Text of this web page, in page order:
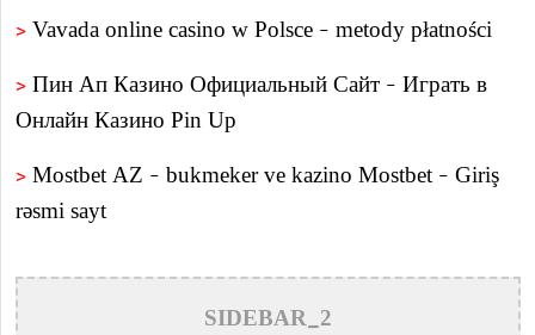
> Vavada online casino w Polsce – metody płatności
> Пин Ап Казино Официальный Сайт – Играть в
Онлайн Казино Pin Up
> Mostbet AZ – bukmeker ve kazino Mostbet – Giriş
rəsmi sayt
Casino вход на зеркало
SIDEBAR_2